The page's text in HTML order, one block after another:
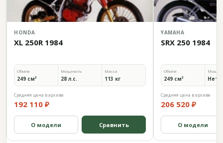
HONDA
XL 250R 1984
Объём
249 см³
Мощность
28 л.с.
Масса
113 кг
Средняя цена в архиве
192 110 ₽
О модели Сравнить
YAMAHA
SRX 250 1984
Объём
249 см³ Нет
Средняя цена в архиве
206 520 ₽
О модели